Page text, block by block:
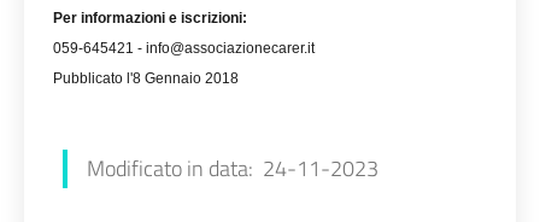
Per informazioni e iscrizioni:
059-645421 - info@associazionecarer.it
Pubblicato l'8 Gennaio 2018
Modificato in data: 24-11-2023